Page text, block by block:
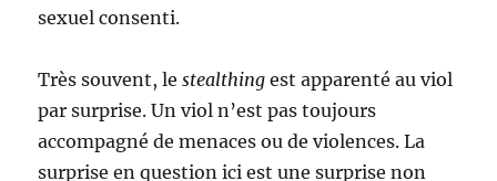
sexuel consenti.
Très souvent, lestealthing est apparenté au viol
par surprise. Un viol n’est pas toujours
accompagné de menaces ou de violences. La
surprise en question ici est une surprise non